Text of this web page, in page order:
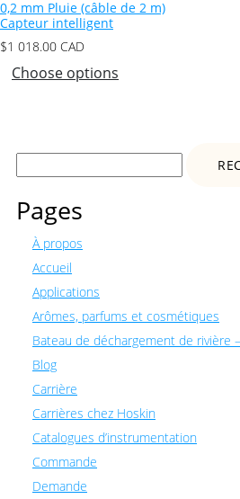
0,2 mm Pluie (câble de 2 m)
Capteur intelligent
$1 018.00 CAD
Choose options
Rechercher :
Pages
À propos
Accueil
Applications
Arômes, parfums et cosmétiques
Bateau de déchargement de rivière
Blog
Carrière
Carrières chez Hoskin
Catalogues d’instrumentation
Commande
Demande